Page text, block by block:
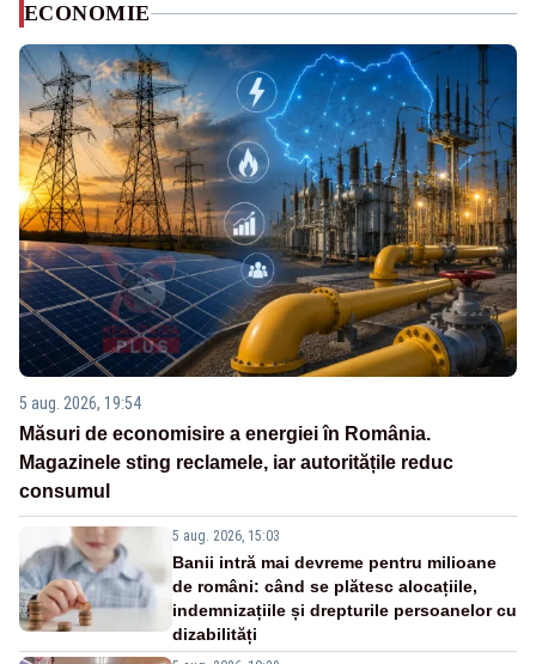
ECONOMIE
5 aug. 2026, 19:54
Măsuri de economisire a energiei în România.
Magazinele sting reclamele, iar autoritățile reduc
consumul
5 aug. 2026, 15:03
Banii intră mai devreme pentru milioane
de români: când se plătesc alocațiile,
indemnizațiile și drepturile persoanelor cu
dizabilități